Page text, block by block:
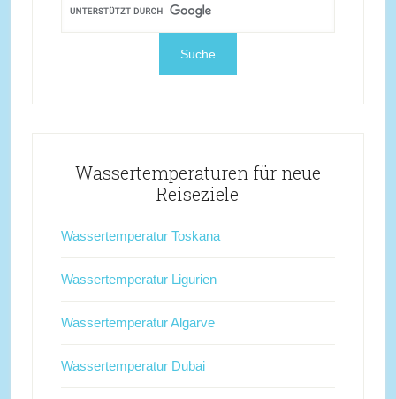
Wassertemperaturen für neue
Reiseziele
Wassertemperatur Toskana
Wassertemperatur Ligurien
Wassertemperatur Algarve
Wassertemperatur Dubai